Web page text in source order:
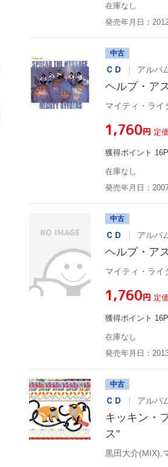
在庫なし
発売年月日：
中古
ＣＤ アルバ
ヘルプ・ア
マイティ・ライ
¥1,760円 定
獲得ポイント 16P
在庫なし
発売年月日：
中古
ＣＤ アルバ
ヘルプ・ア
マイティ・ライ
¥1,760円 定
獲得ポイント 16P
在庫なし
発売年月日：
中古
ＣＤ アルバ
キッキン・
ス"